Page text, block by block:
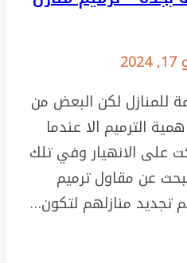
للمنازل لكن البعض من
الترميم الا عندما
على الانهيار وفي تلك
عن مقاول ترميم
تجديد منازلهم لتكون…